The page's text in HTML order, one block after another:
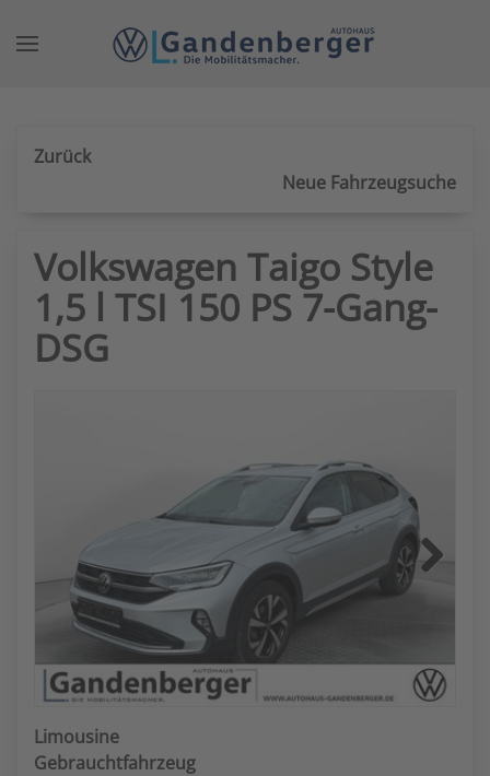
Zurück
Neue Fahrzeugsuche
Volkswagen Taigo Style
1,5 l TSI 150 PS 7-Gang-
DSG
Limousine
Gebrauchtfahrzeug